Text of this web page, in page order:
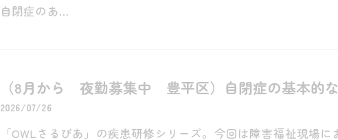
自閉症のあ…
（8月から 夜勤募集中 豊平区）自閉症の基本的
2026/07/26
「OWLさるびあ」の疾患研修シリーズ。今回は障害福祉現場